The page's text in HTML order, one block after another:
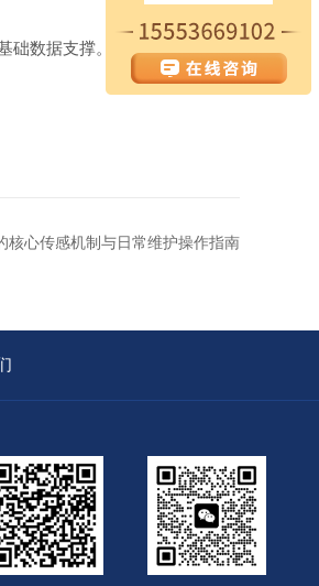
数据支撑。
核心传感机制与日常维护操作指南